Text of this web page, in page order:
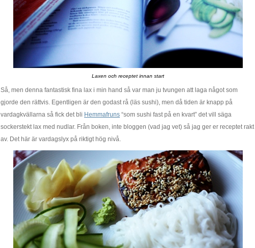
Laxen och receptet innan start
Så, men denna fantastisk fina lax i min hand så var man ju tvungen att laga något som
gjorde den rättvis. Egentligen är den godast rå (läs sushi), men då tiden är knapp på
vardagkvällarna så fick det bli Hemmafruns “som sushi fast på en kvart” det vill säga
sockerstekt lax med nudlar. Från boken, inte bloggen (vad jag vet) så jag ger er receptet rakt
av. Det här är vardagslyx på riktigt hög nivå.